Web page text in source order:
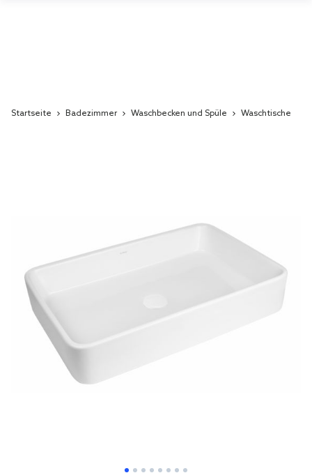
Startseite Badezimmer Waschbecken und Spüle Waschtische
images
gallery